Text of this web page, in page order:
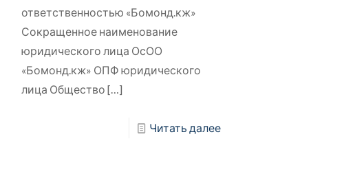
ответственностью «Бомонд.кж»
Сокращенное наименование
юридического лица ОсОО
«Бомонд.кж» ОПФ юридического
лица Общество […]
Читать далее